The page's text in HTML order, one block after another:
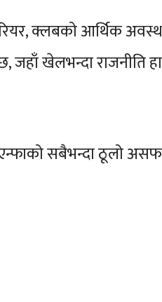
क्लबको आर्थिक अवस्था
खेलभन्दा राजनीति
सबैभन्दा ठूलो